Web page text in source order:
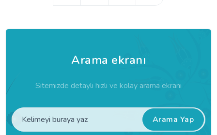
Arama ekranı
Sitemizde detaylı hızlı ve kolay arama ekranı
Arama Yap